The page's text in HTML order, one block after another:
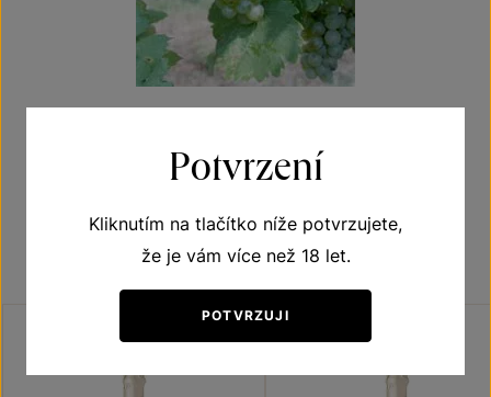
Objevte vína z odrůdy
Viognier
Potvrzení
Kliknutím na tlačítko níže potvrzujete,
že je vám více než 18 let.
POTVRZUJI